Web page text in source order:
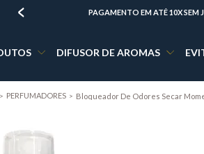
PAGAMENTO EM ATÉ 10X SEM
DIFUSOR DE AROMAS
PERFUMADORES Bloqueador De Odores Secar